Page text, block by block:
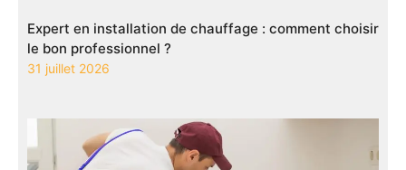
Expert en installation de chauffage : comment choisir
le bon professionnel ?
31 juillet 2026